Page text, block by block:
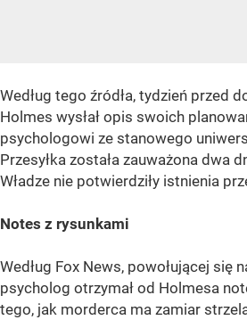
Według tego źródła, tydzień przed
Holmes wysłał opis swoich
psychologowi ze stanowego
Przesyłka została zauważona dwa
Władze nie potwierdziły istnienia
Notes z rysunkami
Według Fox News, powołującej się
psycholog otrzymał od Holmesa
tego, jak morderca ma zamiar